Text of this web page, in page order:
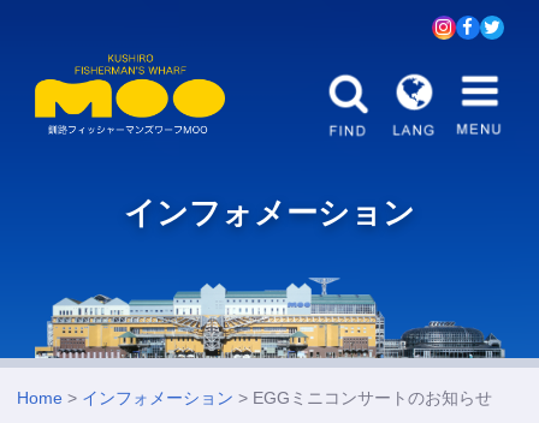
インフォメーション
Home > インフォメーション > EGGミニコンサートのお知らせ